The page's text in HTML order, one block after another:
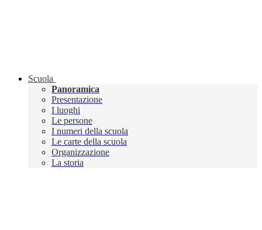
Scuola
Panoramica
Presentazione
I luoghi
Le persone
I numeri della scuola
Le carte della scuola
Organizzazione
La storia